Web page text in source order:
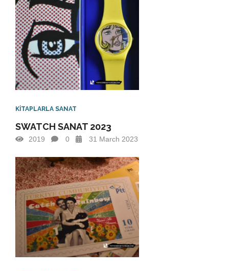
KİTAPLARLA SANAT
SWATCH SANAT 2023
2019 0 31 March 2023